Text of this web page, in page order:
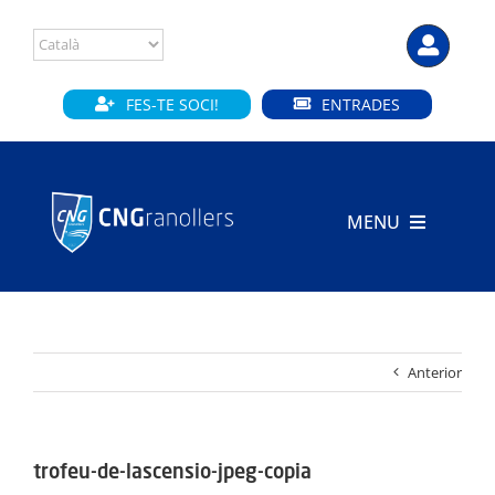
content
FES-TE SOCI! ENTRADES
MENU
SECCIONS
Anterior
trofeu-de-lascensio-jpeg-copia